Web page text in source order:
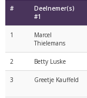
#
Deelnemer(s)
#1
1
Marcel
Thielemans
2 Betty Luske
3 Greetje Kauffeld